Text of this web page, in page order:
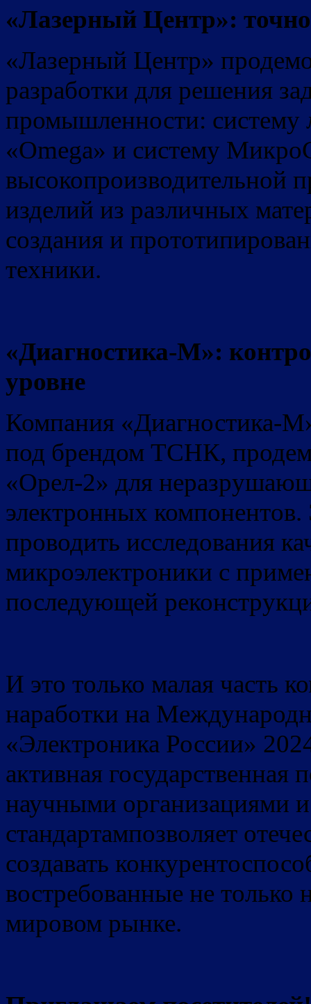
«Лазерный Центр»:
«Лазерный Центр»
разработки для решения
промышленности: систему
«Omega» и систему
высокопроизводительной
изделий из различных
создания и
техники.
«Диагностика-М»:
уровне
Компания «Диагностика-
под брендом ТСНК,
«Орел-2» для
электронных
проводить исследования
микроэлектроники с
последующей
И это только малая часть
наработки на
«Электроника России»
активная государственная
научными организациями
стандартампозволяет
создавать
востребованные не только
мировом рынке.